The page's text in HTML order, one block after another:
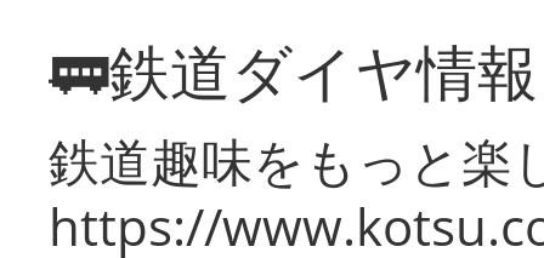
🚃鉄道ダイヤ情
鉄道趣味をもっと楽
https://